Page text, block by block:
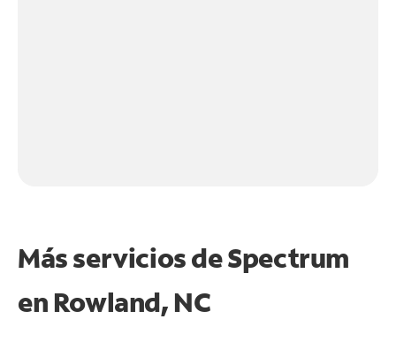
Más servicios de Spectrum
en Rowland, NC